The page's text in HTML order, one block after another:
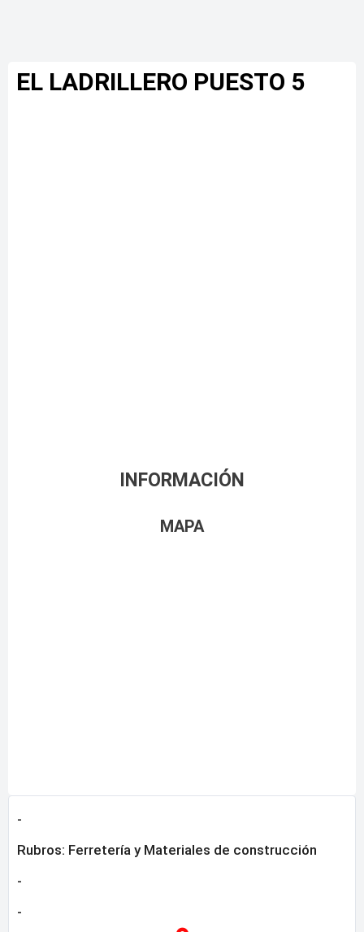
EL LADRILLERO PUESTO 5
INFORMACIÓN
MAPA
-
Rubros: Ferretería y Materiales de construcción
-
-